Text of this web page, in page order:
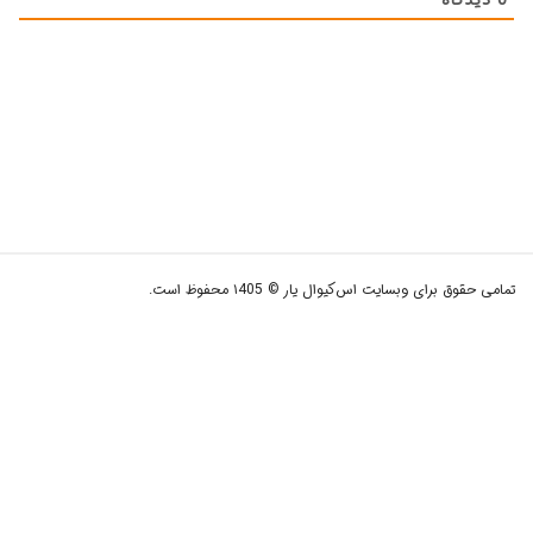
تمامی حقوق برای وبسایت اس‌کیوال یار © ۱405 محفوظ است.